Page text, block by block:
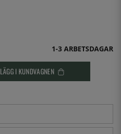
1-3 ARBETSDAGAR
LÄGG I KUNDVAGNEN